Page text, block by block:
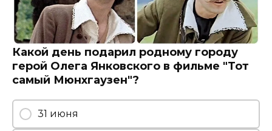
Какой день подарил родному городу
герой Олега Янковского в фильме "Тот
самый Мюнхгаузен"?
31 июня